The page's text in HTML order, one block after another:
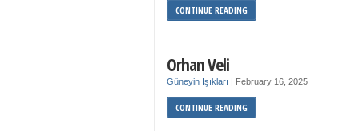
CONTINUE READING
Orhan Veli
Güneyin Işıkları February 16, 2025
CONTINUE READING